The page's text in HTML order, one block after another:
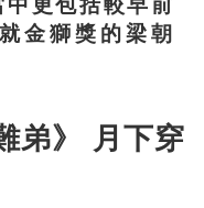
更包括較早前
金獅獎的梁朝
弟》 月下穿